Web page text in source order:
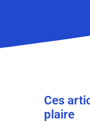
Ces
plaire